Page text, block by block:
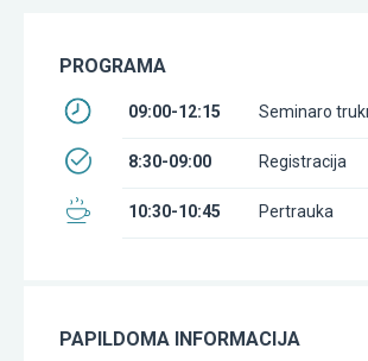
PROGRAMA
09:00-12:15 Seminaro
8:30-09:00 Registracija
10:30-10:45 Pertrauka
PAPILDOMA INFORMACIJA